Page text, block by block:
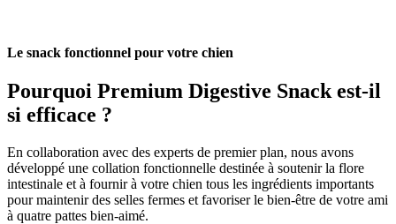
Le snack fonctionnel pour votre chien
Pourquoi Premium Digestive Snack est-il
si efficace ?
En collaboration avec des experts de premier plan, nous avons
développé une collation fonctionnelle destinée à soutenir la flore
intestinale et à fournir à votre chien tous les ingrédients importants
pour maintenir des selles fermes et favoriser le bien-être de votre ami
à quatre pattes bien-aimé.